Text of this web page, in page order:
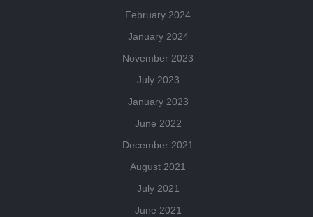
February 2024
January 2024
November 2023
July 2023
January 2023
June 2022
December 2021
August 2021
July 2021
June 2021